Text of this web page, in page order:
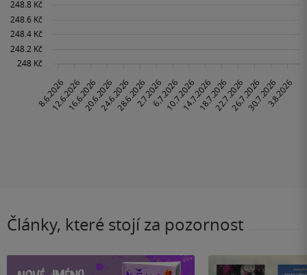
Články, které stojí za pozornost